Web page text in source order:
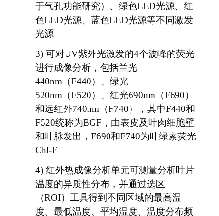
于气孔功能研究）、绿色LED光源、红
色LED光源、蓝色LED光源等不同激发
光源
3) 可对UV紫外光激发的4个波峰的荧光
进行成像分析，包括兰光
440nm（F440）、绿光
520nm（F520）、红光690nm（F690）
和远红外740nm（F740），其中F440和
F520统称为BGF，由表皮及叶肉细胞壁
和叶脉发出，F690和F740为叶绿素荧光
Chl-F
4) 红外热成像分析单元可测量分析叶片
温度的异质性分布，并通过选区
（ROI）工具得到不同区域的最高温
度、最低温度、平均温度、温度分布频